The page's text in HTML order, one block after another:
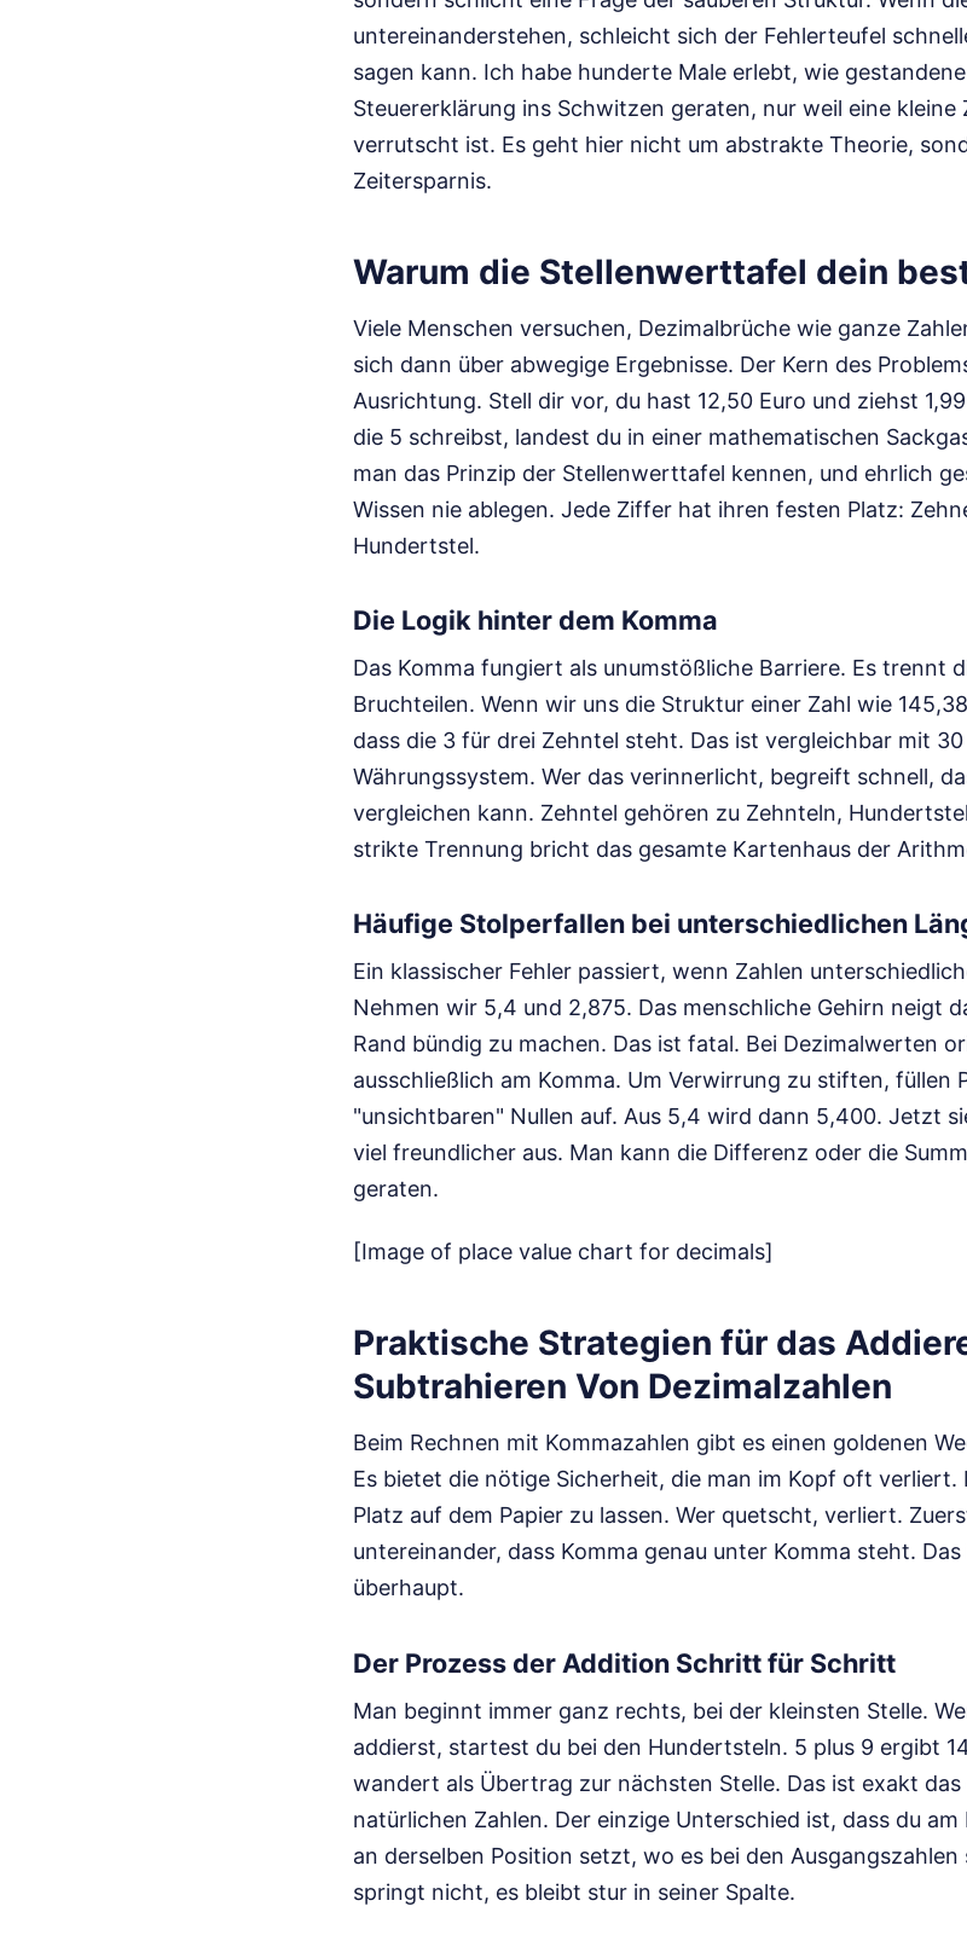
untereinanderstehen, schleicht sich der Fehlerteufel
sagen kann. Ich habe hunderte Male erlebt, wie
Steuererklärung ins Schwitzen geraten, nur weil eine kleine
verrutscht ist. Es geht hier nicht um abstrakte Theorie,
Zeitersparnis.
Warum die Stellenwerttafel dein
Viele Menschen versuchen, Dezimalbrüche wie ganze
sich dann über abwegige Ergebnisse. Der Kern des
Ausrichtung. Stell dir vor, du hast 12,50 Euro und ziehst
die 5 schreibst, landest du in einer mathematischen
man das Prinzip der Stellenwerttafel kennen, und ehrlich
Wissen nie ablegen. Jede Ziffer hat ihren festen Platz:
Hundertstel.
Die Logik hinter dem Komma
Das Komma fungiert als unumstößliche Barriere. Es trennt
Bruchteilen. Wenn wir uns die Struktur einer Zahl wie
dass die 3 für drei Zehntel steht. Das ist vergleichbar mit
Währungssystem. Wer das verinnerlicht, begreift schnell,
vergleichen kann. Zehntel gehören zu Zehnteln,
strikte Trennung bricht das gesamte Kartenhaus der
Häufige Stolperfallen bei unterschiedlichen
Ein klassischer Fehler passiert, wenn Zahlen
Nehmen wir 5,4 und 2,875. Das menschliche Gehirn neigt
Rand bündig zu machen. Das ist fatal. Bei Dezimalwerten
ausschließlich am Komma. Um Verwirrung zu stiften, füllen
"unsichtbaren" Nullen auf. Aus 5,4 wird dann 5,400. Jetzt
viel freundlicher aus. Man kann die Differenz oder die
geraten.
[Image of place value chart for decimals]
Praktische Strategien für das
Subtrahieren Von Dezimalzahlen
Beim Rechnen mit Kommazahlen gibt es einen goldenen
Es bietet die nötige Sicherheit, die man im Kopf oft verliert.
Platz auf dem Papier zu lassen. Wer quetscht, verliert.
untereinander, dass Komma genau unter Komma steht.
überhaupt.
Der Prozess der Addition Schritt für Schritt
Man beginnt immer ganz rechts, bei der kleinsten Stelle.
addierst, startest du bei den Hundertsteln. 5 plus 9 ergibt
wandert als Übertrag zur nächsten Stelle. Das ist exakt
natürlichen Zahlen. Der einzige Unterschied ist, dass du am
an derselben Position setzt, wo es bei den
springt nicht, es bleibt stur in seiner Spalte.